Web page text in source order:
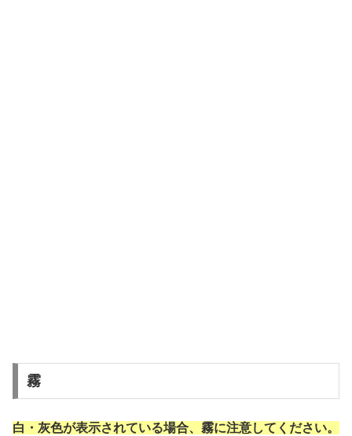
霧
白・灰色が表示されている場合、霧に注意してください。